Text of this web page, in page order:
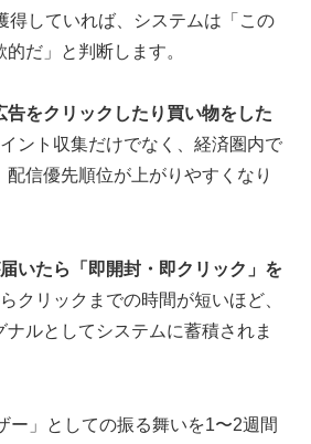
得していれば、システムは「この
的だ」と判断します。
告をクリックしたり買い物をした
ント収集だけでなく、経済圏内で
配信優先順位が上がりやすくなり
いたら「即開封・即クリック」を
クリックまでの時間が短いほど、
ナルとしてシステムに蓄積されま
ー」としての振る舞いを1〜2週間